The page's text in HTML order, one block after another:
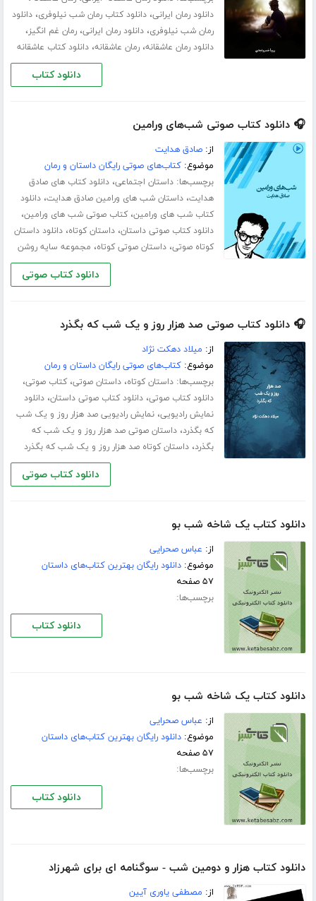
دانلود رمان ایرانی،دانلود کتاب رمان شب نیلوفری،دانلود
رمان شب نیلوفری،دانلود رمان ایرانی،رمان غم انگیز،
دانلود رمان عاشقانه،رمان عاشقانه،دانلود کتاب عاشقانه
دانلود کتاب
🎧 دانلود کتاب صوتی شب‌های ورامین
از:صادق هدایت
موضوع:کتاب‌های صوتی رایگان داستان و رمان
برچسب‌ها:داستان اجتماعی،دانلود کتاب های صادق
هدایت،داستان شب های ورامین صادق هدایت،دانلود
کتاب شب های ورامین،کتاب صوتی شب های ورامین،
دانلود کتاب صوتی داستان،داستان کوتاه،دانلود داستان
کوتاه صوتی،داستان صوتی کوتاه، مجموعه سایه روشن
دانلود کتاب صوتی
🎧 دانلود کتاب صوتی صد هزار روز و یک شب که بگذرد
از: میلاد دهکت نژاد
موضوع:کتاب‌های صوتی رایگان داستان و رمان
برچسب‌ها:داستان کوتاه،داستان صوتی،کتاب صوتی،
دانلود کتاب صوتی،دانلود کتاب صوتی داستان،دانلود
نمایش رادیویی،نمایش رادیویی صد هزار روز و یک شب
که بگذرد،داستان صوتی صد هزار روز و یک شب که
بگذرد،داستان کوتاه صد هزار روز و یک شب که بگذرد
دانلود کتاب صوتی
دانلود کتاب یک شاخه شب بو
از: عباس صحرایی
موضوع:دانلود رایگان بهترین کتاب‌های داستان
۵۷ صفحه
برچسب‌ها:
دانلود کتاب
دانلود کتاب یک شاخه شب بو
از: عباس صحرایی
موضوع:دانلود رایگان بهترین کتاب‌های داستان
۵۷ صفحه
برچسب‌ها:
دانلود کتاب
دانلود کتاب هزار و دومین شب - سوگنامه ای برای شهرزاد
از: مصطفی یاوری آیین